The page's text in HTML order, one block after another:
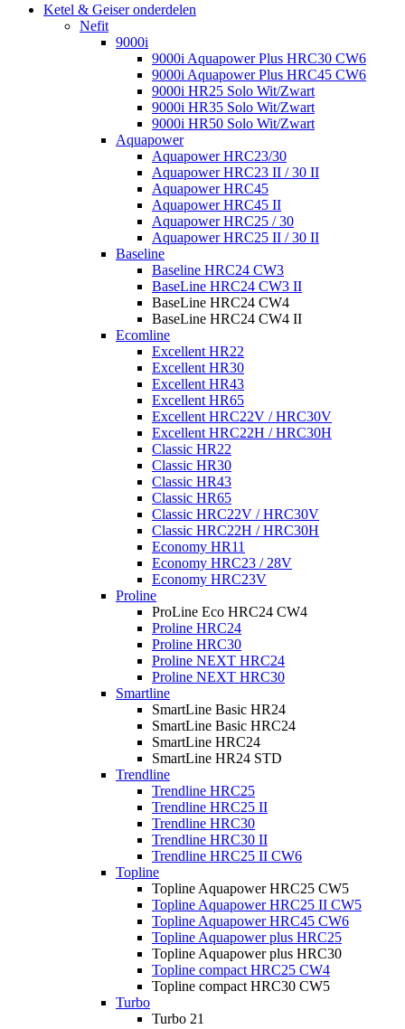
Ketel & Geiser onderdelen
Nefit
9000i
9000i Aquapower Plus HRC30 CW6
9000i Aquapower Plus HRC45 CW6
9000i HR25 Solo Wit/Zwart
9000i HR35 Solo Wit/Zwart
9000i HR50 Solo Wit/Zwart
Aquapower
Aquapower HRC23/30
Aquapower HRC23 II / 30 II
Aquapower HRC45
Aquapower HRC45 II
Aquapower HRC25 / 30
Aquapower HRC25 II / 30 II
Baseline
Baseline HRC24 CW3
BaseLine HRC24 CW3 II
BaseLine HRC24 CW4
BaseLine HRC24 CW4 II
Ecomline
Excellent HR22
Excellent HR30
Excellent HR43
Excellent HR65
Excellent HRC22V / HRC30V
Excellent HRC22H / HRC30H
Classic HR22
Classic HR30
Classic HR43
Classic HR65
Classic HRC22V / HRC30V
Classic HRC22H / HRC30H
Economy HR11
Economy HRC23 / 28V
Economy HRC23V
Proline
ProLine Eco HRC24 CW4
Proline HRC24
Proline HRC30
Proline NEXT HRC24
Proline NEXT HRC30
Smartline
SmartLine Basic HR24
SmartLine Basic HRC24
SmartLine HRC24
SmartLine HR24 STD
Trendline
Trendline HRC25
Trendline HRC25 II
Trendline HRC30
Trendline HRC30 II
Trendline HRC25 II CW6
Topline
Topline Aquapower HRC25 CW5
Topline Aquapower HRC25 II CW5
Topline Aquapower HRC45 CW6
Topline Aquapower plus HRC25
Topline Aquapower plus HRC30
Topline compact HRC25 CW4
Topline compact HRC30 CW5
Turbo
Turbo 21